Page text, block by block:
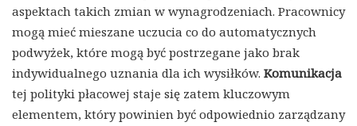
aspektach takich zmian w wynagrodzeniach. Pracownicy
mogą mieć mieszane uczucia co do automatycznych
podwyżek, które mogą być postrzegane jako brak
indywidualnego uznania dla ich wysiłków. Komunikacja
tej polityki płacowej staje się zatem kluczowym
elementem, który powinien być odpowiednio zarządzany